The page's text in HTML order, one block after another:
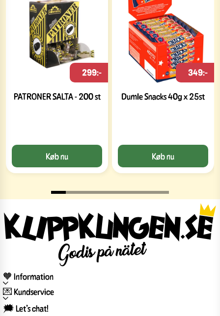
PATRONER SALTA - 200 st
299:-
Køb nu
Dumle Snacks 40g x 25st
349:-
Køb nu
🧡 Information
💌 Kundservice
🗯️ Let’s chat!